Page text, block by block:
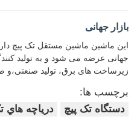
دستگاه کابل کشی
دستگاه پیچش جفتی
بازار جهانی
جهانی عرضه می شود و به تولید
زیرساخت های برق، تولید صنعتی،و
برچسب ها:
دستگاه تک پیچ
درياچه هاي